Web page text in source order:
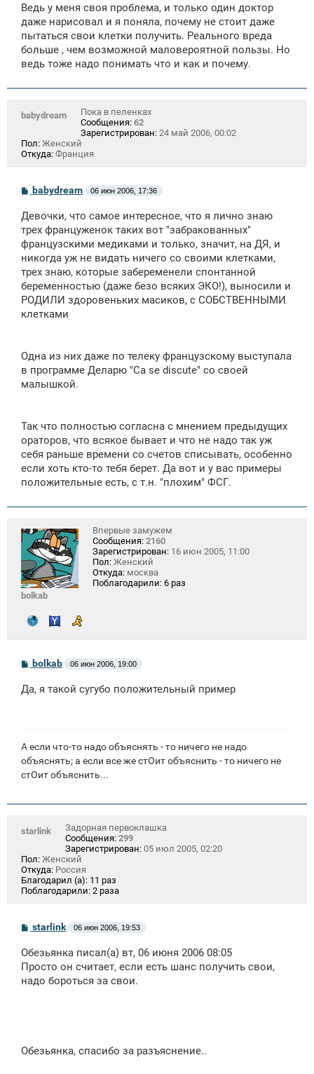
н
и
Ведь у меня своя проблема, и только один доктор
даже нарисовал и я поняла, почему не стоит даже
пытаться свои клетки получить. Реального вреда
больше , чем возможной маловероятной пользы. Но
ведь тоже надо понимать что и как и почему.
babydream
Пока в пеленках
Сообщения: 62
Зарегистрирован: 24 май 2006, 00:02
Пол: Женский
Откуда: Франция
С
о
б
щ
н
и
babydream 06 июн 2006, 17:36
Девочки, что самое интересное, что я лично знаю
трех француженок таких вот "забракованных"
французскими медиками и только, значит, на ДЯ, и
никогда уж не видать ничего со своими клетками,
трех знаю, которые забеременели спонтанной
беременностью (даже безо всяких ЭКО!), выносили и
РОДИЛИ здоровеньких масиков, с СОБСТВЕННЫМИ
клетками
Одна из них даже по телеку французскому выступала
в программе Деларю "Ca se discute" со своей
малышкой.
Так что полностью согласна с мнением предыдущих
ораторов, что всякое бывает и что не надо так уж
себя раньше времени со счетов списывать, особенно
если хоть кто-то тебя берет. Да вот и у вас примеры
положительные есть, с т.н. "плохим" ФСГ.
bolkab
Впервые замужем
Сообщения: 2160
Зарегистрирован: 16 июн 2005, 11:00
Пол: Женский
Откуда: москва
Поблагодарили: 6 раз
С
о
б
bolkab 06 июн 2006, 19:00
Да, я такой сугубо положительный пример
А если что-то надо объяснять - то ничего не надо
объяснять; а если все же стОит объяснить - то ничего не
стОит объяснить...
starlink
Задорная первоклашка
Сообщения: 299
Зарегистрирован: 05 июл 2005, 02:20
Пол: Женский
Откуда: Россия
Благодарил (а): 11 раз
Поблагодарили: 2 раза
С
б
щ
е
н
starlink 06 июн 2006, 19:53
Обезьянка писал(а) вт, 06 июня 2006 08:05
Просто он считает, если есть шанс получить свои,
надо бороться за свои.
Обезьянка, спасибо за разъяснение..